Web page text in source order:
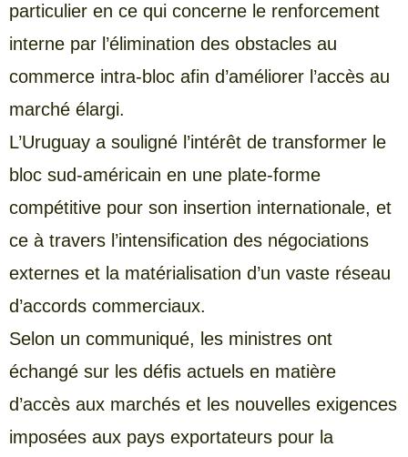
particulier en ce qui concerne le renforcement
interne par l’élimination des obstacles au
commerce intra-bloc afin d’améliorer l’accès au
marché élargi.
L’Uruguay a souligné l’intérêt de transformer le
bloc sud-américain en une plate-forme
compétitive pour son insertion internationale, et
ce à travers l’intensification des négociations
externes et la matérialisation d’un vaste réseau
d’accords commerciaux.
Selon un communiqué, les ministres ont
échangé sur les défis actuels en matière
d’accès aux marchés et les nouvelles exigences
imposées aux pays exportateurs pour la